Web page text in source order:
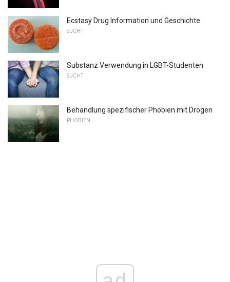
Ecstasy Drug Information und Geschichte
SUCHT
Substanz Verwendung in LGBT-Studenten
SUCHT
Behandlung spezifischer Phobien mit Drogen
PHOBIEN